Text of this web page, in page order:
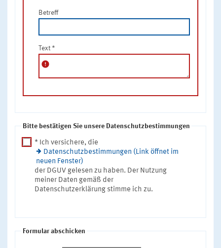
Betreff
Text *
error
Bitte bestätigen Sie unsere Datenschutzbestimmungen
* Ich versichere, die
Datenschutzbestimmungen (Link öffnet im
neuen Fenster)
der DGUV gelesen zu haben. Der Nutzung
meiner Daten gemäß der
Datenschutzerklärung stimme ich zu.
Formular abschicken